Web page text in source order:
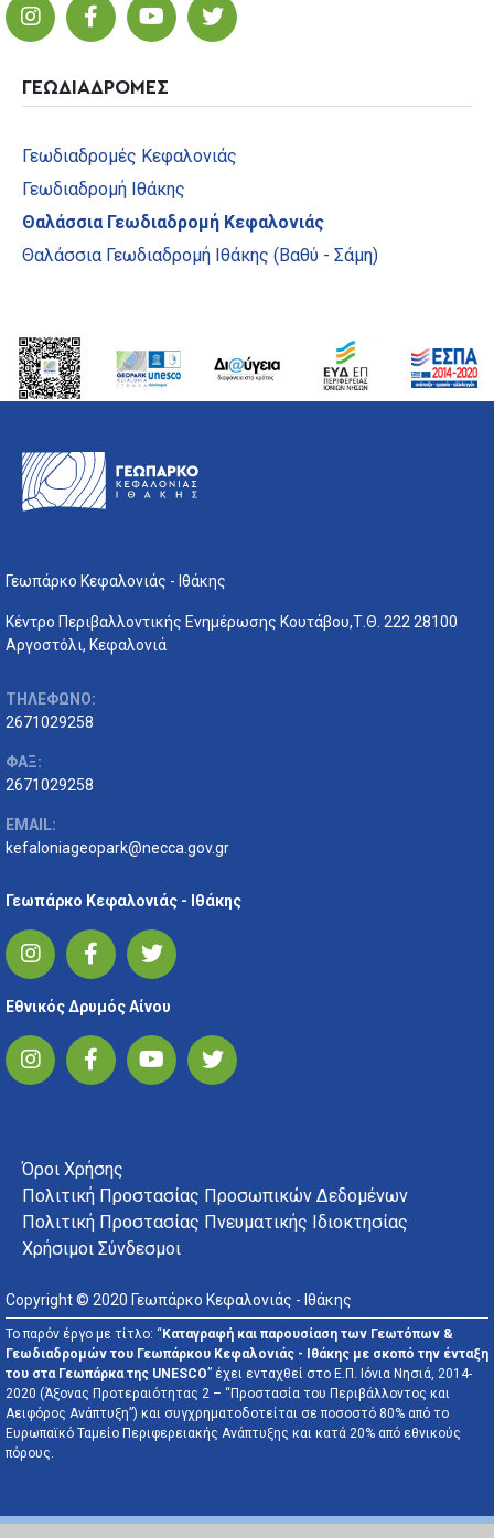
ΓΕΩΔΙΑΔΡΟΜΕΣ
Γεωδιαδρομές Κεφαλονιάς
Γεωδιαδρομή Ιθάκης
Θαλάσσια Γεωδιαδρομή Κεφαλονιάς
Θαλάσσια Γεωδιαδρομή Ιθάκης (Βαθύ - Σάμη)
Γεωπάρκο Κεφαλονιάς - Ιθάκης
Κέντρο Περιβαλλοντικής Ενημέρωσης Κουτάβου,Τ.Θ. 222 28100
Αργοστόλι, Κεφαλονιά
ΤΗΛΕΦΩΝΟ:
2671029258
ΦΑΞ:
2671029258
EMAIL:
kefaloniageopark@necca.gov.gr
Γεωπάρκο Κεφαλονιάς - Ιθάκης
Εθνικός Δρυμός Αίνου
FOOTER MENU
Όροι Χρήσης
Πολιτική Προστασίας Προσωπικών Δεδομένων
Πολιτική Προστασίας Πνευματικής Ιδιοκτησίας
Χρήσιμοι Σύνδεσμοι
Copyright © 2020 Γεωπάρκο Κεφαλονιάς - Ιθάκης
Το παρόν έργο με τίτλο: “Καταγραφή και παρουσίαση των Γεωτόπων &
Γεωδιαδρομών του Γεωπάρκου Κεφαλονιάς - Ιθάκης με σκοπό την ένταξη
του στα Γεωπάρκα της UNESCO” έχει ενταχθεί στο Ε.Π. Ιόνια Νησιά, 2014-
2020 (Άξονας Προτεραιότητας 2 – “Προστασία του Περιβάλλοντος και
Αειφόρος Ανάπτυξη”) και συγχρηματοδοτείται σε ποσοστό 80% από το
Ευρωπαϊκό Ταμείο Περιφερειακής Ανάπτυξης και κατά 20% από εθνικούς
πόρους.